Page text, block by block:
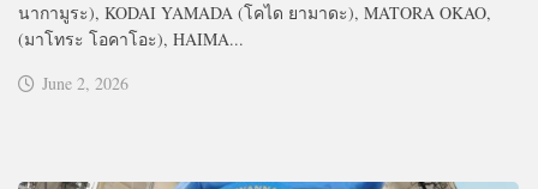
นากามูระ), KODAI YAMADA (โคได ยามาดะ), MATORA OKAO,
(มาโทระ โอคาโอะ), HAIMA...
June 2, 2026